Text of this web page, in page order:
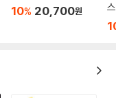
10% 20,700원